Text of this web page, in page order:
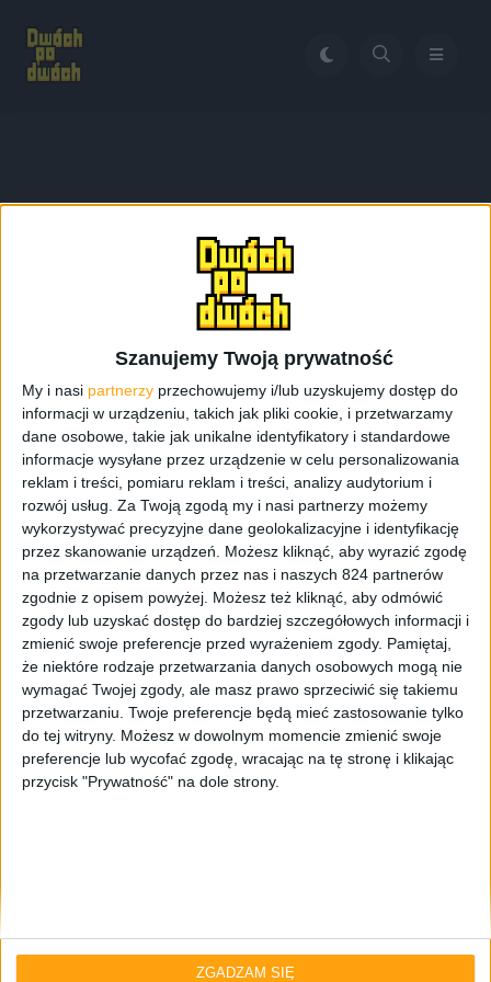
Szanujemy Twoją prywatność
My i nasi partnerzy przechowujemy i/lub uzyskujemy dostęp do
informacji w urządzeniu, takich jak pliki cookie, i przetwarzamy
dane osobowe, takie jak unikalne identyfikatory i standardowe
informacje wysyłane przez urządzenie w celu personalizowania
reklam i treści, pomiaru reklam i treści, analizy audytorium i
rozwój usług. Za Twoją zgodą my i nasi partnerzy możemy
wykorzystywać precyzyjne dane geolokalizacyjne i identyfikację
przez skanowanie urządzeń. Możesz kliknąć, aby wyrazić zgodę
na przetwarzanie danych przez nas i naszych 824 partnerów
zgodnie z opisem powyżej. Możesz też kliknąć, aby odmówić
zgody lub uzyskać dostęp do bardziej szczegółowych informacji i
zmienić swoje preferencje przed wyrażeniem zgody. Pamiętaj,
że niektóre rodzaje przetwarzania danych osobowych mogą nie
wymagać Twojej zgody, ale masz prawo sprzeciwić się takiemu
przetwarzaniu. Twoje preferencje będą mieć zastosowanie tylko
do tej witryny. Możesz w dowolnym momencie zmienić swoje
preferencje lub wycofać zgodę, wracając na tę stronę i klikając
przycisk "Prywatność" na dole strony.
ZGADZAM SIĘ
Samsung Galaxy S6
Edge pierwsze wrażenia
Smartfony Tech
Samsung Galaxy S6 Edge również
otrzymuje Androida 5.1.1 Lollipop. Tym
razem w Wielkiej Brytanii i Irlandii